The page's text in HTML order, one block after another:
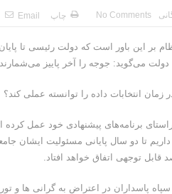
No Comments چاپ Email
این باور است که دولت رئیسی تا
می‌گوید: جوجه را آخر پاییز
انتخابات داده را توانسته عملی کند؟
برنامه‌های پیشنهادی خود عمل کرده
تا دو سال پایانی مسئولیت ایشان
پاسداران در اعتراض به گرانی ها و